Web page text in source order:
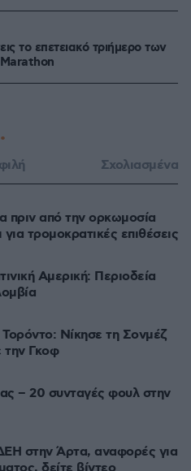
το επετειακό τριήμερο των
Σχολιασμένα
πριν από την ορκωμοσία
τρομοκρατικές επιθέσεις
Αμερική: Περιοδεία
Νίκησε τη Σονμέζ
την Γκοφ
– 20 συνταγές φουλ στην
στην Άρτα, αναφορές για